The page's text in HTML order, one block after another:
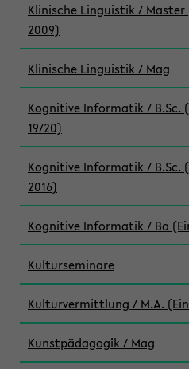
Klinische Linguistik / Master
2009)
Klinische Linguistik / Mag
Kognitive Informatik / B.Sc.
19/20)
Kognitive Informatik / B.Sc.
2016)
Kognitive Informatik / Ba
Kulturseminare
Kulturvermittlung / M.A.
Kunstpädagogik / Mag